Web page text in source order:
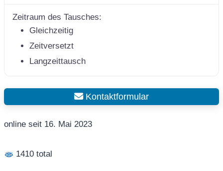
Zeitraum des Tausches:
Gleichzeitig
Zeitversetzt
Langzeittausch
Kontaktformular
online seit 16. Mai 2023
1410 total